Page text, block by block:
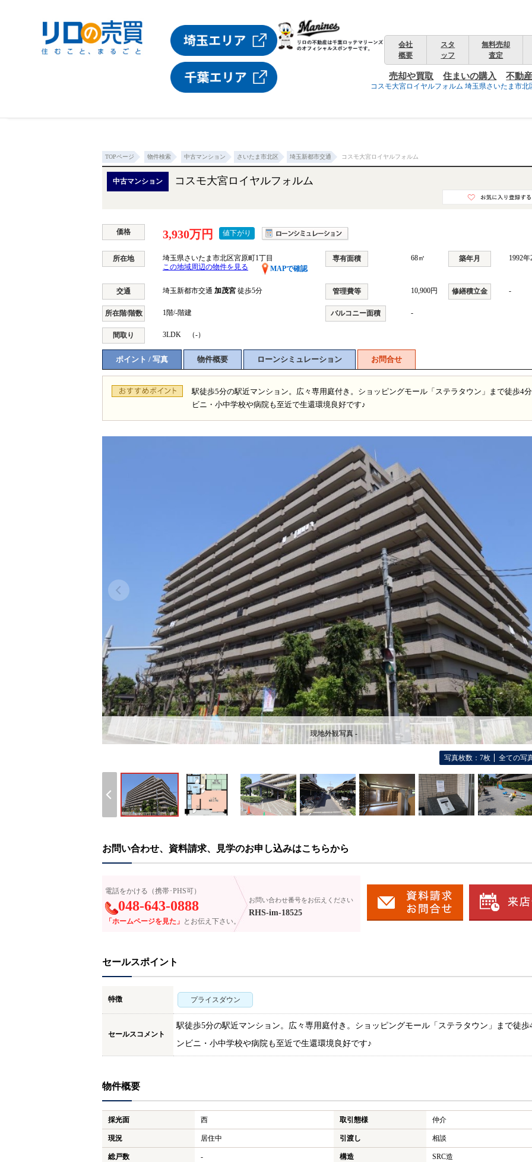
コスモ大宮ロイヤルフォルム 埼玉県さいたま市
会社
概要
スタ
ッフ
無料売却
査定
売却や買取 住まいの購入 不動
TOPページ 物件検索 中古マンション さいたま市北区 埼玉新都市交通 コスモ大宮ロイヤルフォルム
中古マンション コスモ大宮ロイヤルフォルム
価格 3,930万円 値下がり
所在地
埼玉県さいたま市北区宮原町1丁目
MAPで確認
この地域周辺の物件を見る
専有面積 68㎡ 築年月 1992
交通 埼玉新都市交通 加茂宮 徒歩5分 管理費等 10,900円 修繕積立金 -
所在階/階数 1階/-階建 バルコニー面積 -
間取り 3LDK （-）
ポイント / 写真 物件概要 ローンシミュレーション お問合せ
駅徒歩5分の駅近マンション。広々専用庭付き。ショッピングモール「ステラタウン」まで徒歩4
ビニ・小中学校や病院も至近で生還環境良好です♪
現地外観写真 -
写真枚数：7枚 全ての写
お問い合わせ、資料請求、見学のお申し込みはこちらから
電話をかける（携帯･PHS可）
048-643-0888
「ホームページを見た」 とお伝え下さい。
お問い合わせ番号をお伝えください
RHS-im-18525
セールスポイント
特徴 プライスダウン
セールスコメント
駅徒歩5分の駅近マンション。広々専用庭付き。ショッピングモール「ステラタウン」まで徒歩
ンビニ・小中学校や病院も至近で生還環境良好です♪
物件概要
採光面 西 取引態様 仲介
現況 居住中 引渡し 相談
総戸数 - 構造 SRC造